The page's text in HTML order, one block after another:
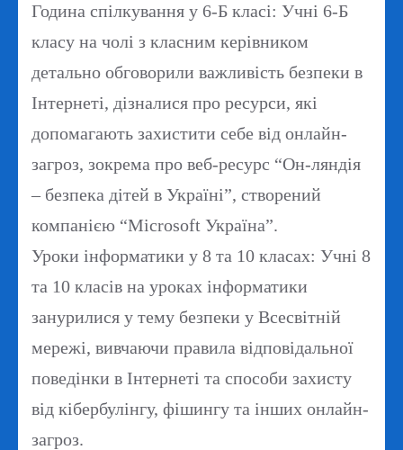
Година спілкування у 6-Б класі: Учні 6-Б
класу на чолі з класним керівником
детально обговорили важливість безпеки в
Інтернеті, дізналися про ресурси, які
допомагають захистити себе від онлайн-
загроз, зокрема про веб-ресурс “Он-ляндія
– безпека дітей в Україні”, створений
компанією “Microsoft Україна”.
Уроки інформатики у 8 та 10 класах: Учні 8
та 10 класів на уроках інформатики
занурилися у тему безпеки у Всесвітній
мережі, вивчаючи правила відповідальної
поведінки в Інтернеті та способи захисту
від кібербулінгу, фішингу та інших онлайн-
загроз.